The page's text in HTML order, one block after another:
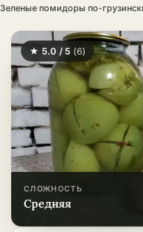
★ 5.0 / 5 (6)
СЛОЖНОСТЬ
средняя